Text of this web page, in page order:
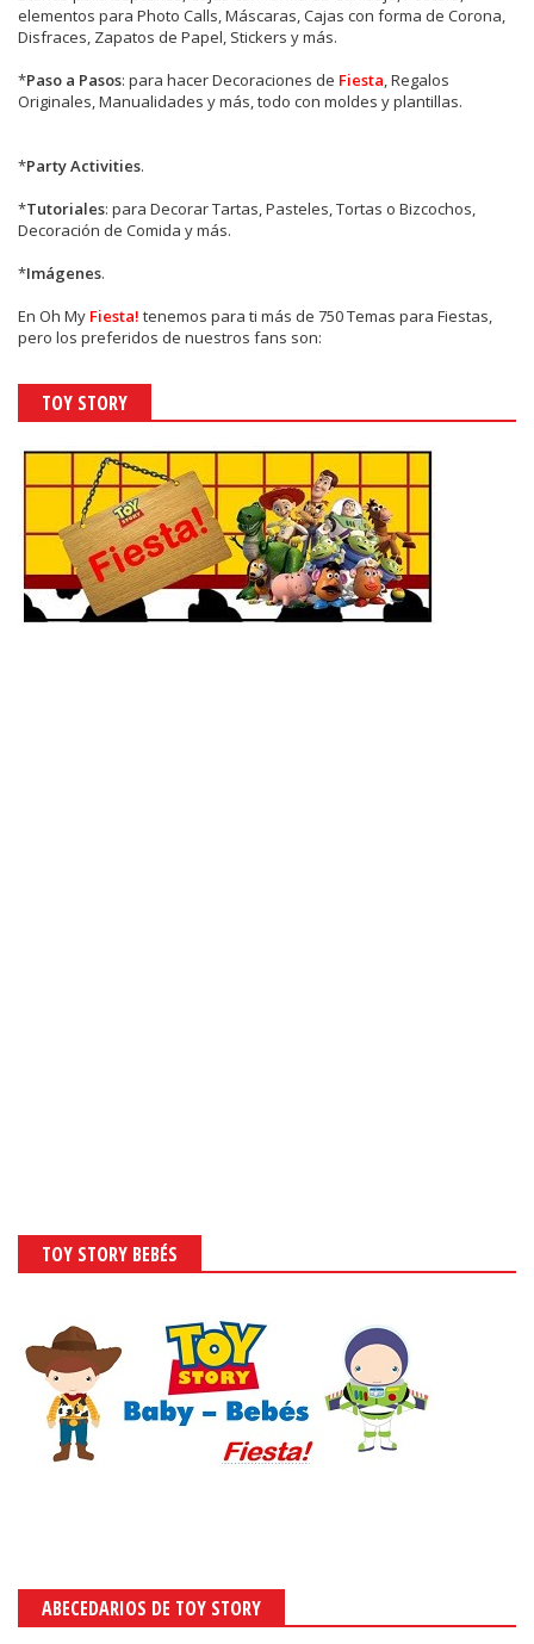
elementos para Photo Calls, Máscaras, Cajas con forma de Corona,
Disfraces, Zapatos de Papel, Stickers y más.
*Paso a Pasos: para hacer Decoraciones de Fiesta , Regalos
Originales, Manualidades y más, todo con moldes y plantillas.
*Party Activities.
*Tutoriales: para Decorar Tartas, Pasteles, Tortas o Bizcochos,
Decoración de Comida y más.
*Imágenes.
En Oh My Fiesta! tenemos para ti más de 750 Temas para Fiestas,
pero los preferidos de nuestros fans son:
TOY STORY
TOY STORY BEBÉS
ABECEDARIOS DE TOY STORY